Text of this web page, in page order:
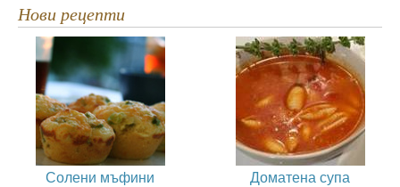
Нови рецепти
Солени мъфини Доматена супа